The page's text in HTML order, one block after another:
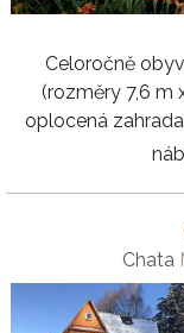
Celoročně
(rozměry 7,6 m
oplocená
Chata